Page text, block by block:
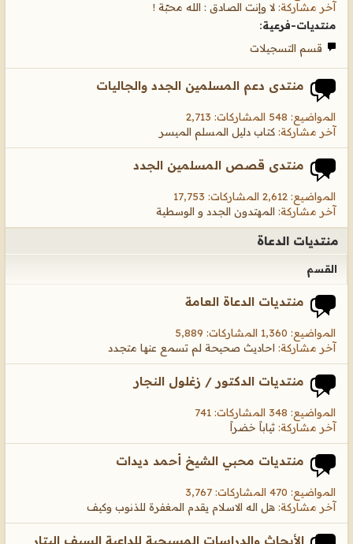
آخر مشاركة: لا وإنت الصادق : الله محبّة !
منتديات-فرعية:
قسم التسجيلات
منتدى دعم المسلمين الجدد والجاليات
المواضيع: 548 المشاركات: 2,713
آخر مشاركة: كتاب دليل المسلم الميسر
منتدى قصص المسلمين الجدد
المواضيع: 2,612 المشاركات: 17,753
آخر مشاركة: المهتدون الجدد و الوسطية
منتديات الدعاة
القسم
منتديات الدعاة العامة
المواضيع: 1,360 المشاركات: 5,889
آخر مشاركة: احاديث صحيحة لم تسمع عنها متجدد
منتديات الدكتور / زغلول النجار
المواضيع: 348 المشاركات: 741
آخر مشاركة: ثياباً خضراً
منتديات محبي الشيخ أحمد ديدات
المواضيع: 470 المشاركات: 3,767
آخر مشاركة: هل اله الاسلام يقدم المغفرة للذنوب وكيف
الأبحاث والدراسات المسيحية للداعية السيف البتار